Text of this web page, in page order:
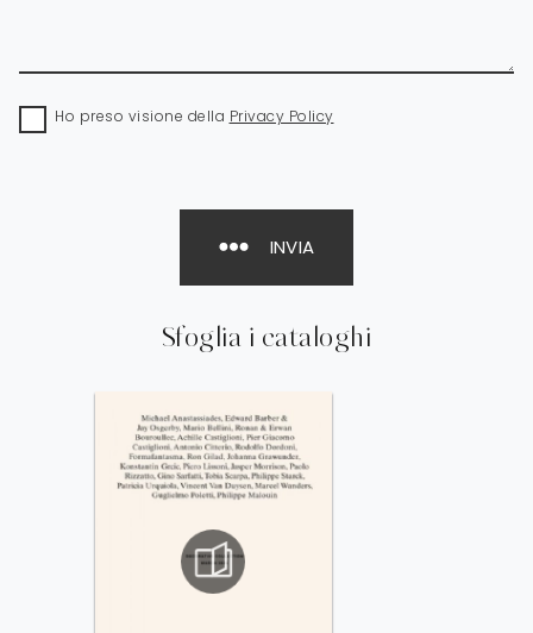
Sfoglia i cataloghi
Ho preso visione della Privacy Policy
INVIA